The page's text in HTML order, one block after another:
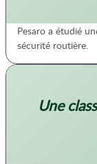
Pesaro a étudié
sécurité routière.
Une